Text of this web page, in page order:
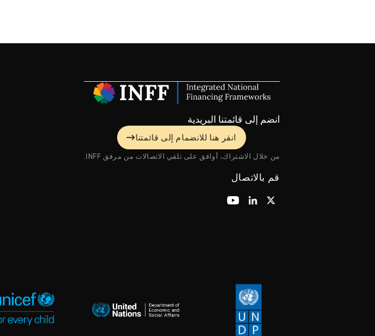
انضم إلى قائمتنا البريدية
انقر هنا للانضمام إلى قائمتنا
من خلال الاشتراك، أوافق على تلقي الاتصالات من مرفق INFF.
قم بالاتصال